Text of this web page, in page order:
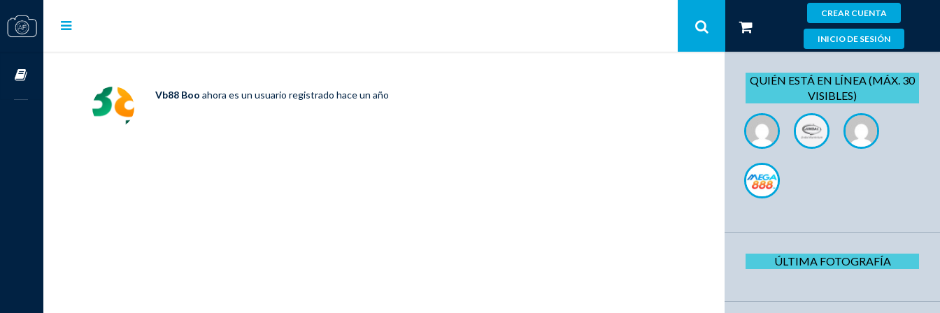
CREAR CUENTA
INICIO DE SESIÓN
Vb88 Boo ahora es un usuario registrado hace un año
QUIÉN ESTÁ EN LÍNEA (MÁX. 30
VISIBLES)
ÚLTIMA FOTOGRAFÍA